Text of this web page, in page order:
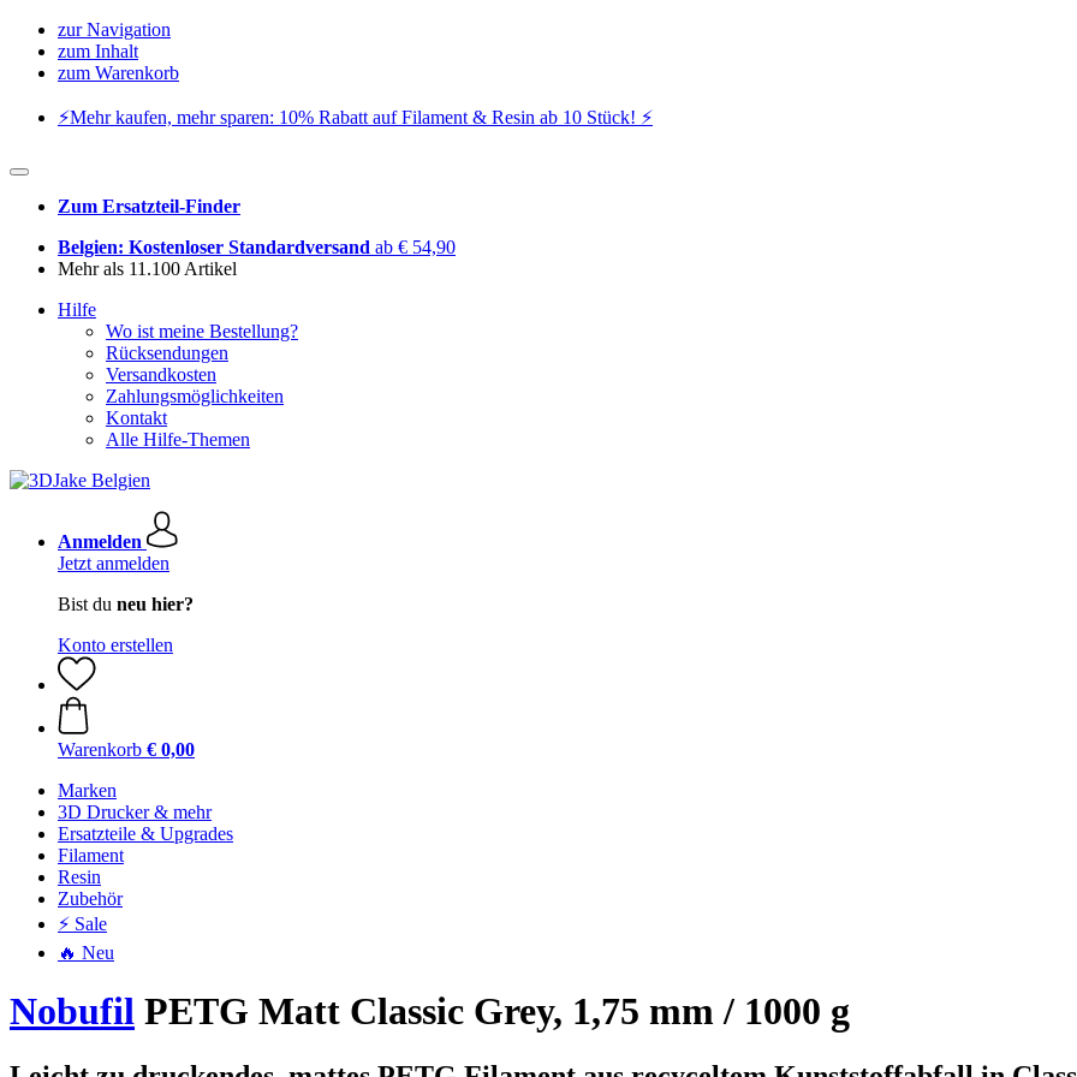
zur Navigation
zum Inhalt
zum Warenkorb
⚡️Mehr kaufen, mehr sparen: 10% Rabatt auf Filament & Resin ab 10 Stück! ⚡️
Zum Ersatzteil-Finder
Belgien: Kostenloser Standardversand ab € 54,90
Mehr als 11.100 Artikel
Hilfe
Wo ist meine Bestellung?
Rücksendungen
Versandkosten
Zahlungsmöglichkeiten
Kontakt
Alle Hilfe-Themen
Anmelden
Jetzt anmelden
Bist du neu hier?
Konto erstellen
Warenkorb € 0,00
Marken
3D Drucker & mehr
Ersatzteile & Upgrades
Filament
Resin
Zubehör
⚡ Sale
🔥 Neu
Nobufil PETG Matt Classic Grey, 1,75 mm / 1000 g